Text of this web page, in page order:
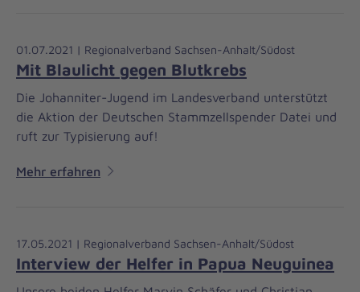
01.07.2021 | Regionalverband Sachsen-Anhalt/Südost
Mit Blaulicht gegen Blutkrebs
Die Johanniter-Jugend im Landesverband unterstützt
die Aktion der Deutschen Stammzellspender Datei und
ruft zur Typisierung auf!
Mehr erfahren
17.05.2021 | Regionalverband Sachsen-Anhalt/Südost
Interview der Helfer in Papua Neuguinea